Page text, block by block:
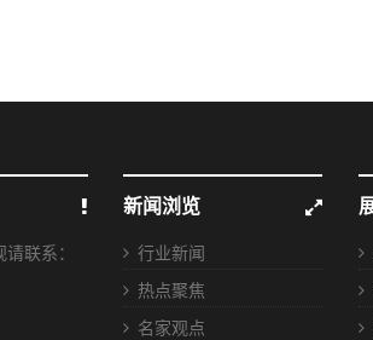
联系：
新闻浏览
行业新闻
热点聚焦
名家观点